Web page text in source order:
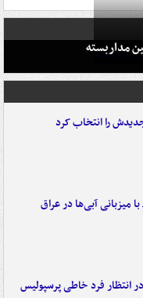
را انتخاب کرد
انتظار فرد خاطی پرسپولیس